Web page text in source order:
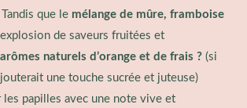
que le mélange de mûre, framboise
de saveurs fruitées et
arômes naturels d’orange et de frais ? (si
une touche sucrée et juteuse)
papilles avec une note vive et